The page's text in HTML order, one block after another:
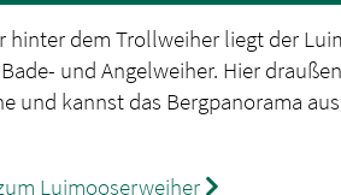
hinter dem Trollweiher liegt der
und Angelweiher. Hier
und kannst das Bergpanorama
Luimooserweiher